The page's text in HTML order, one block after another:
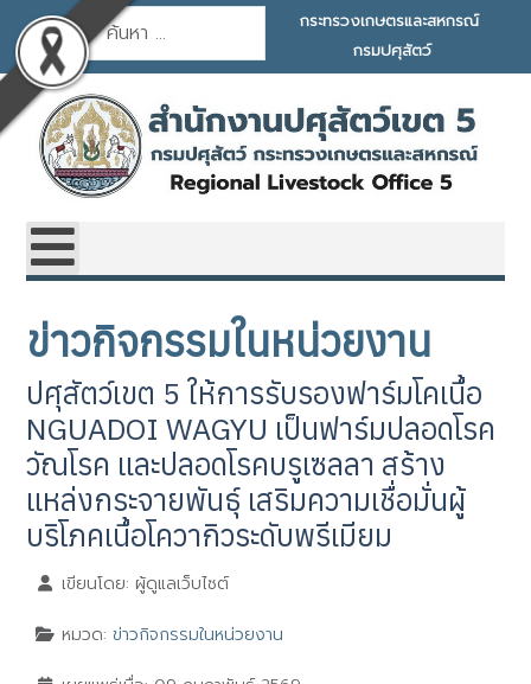
การค้นหา
กระทรวงเกษตรและสหกรณ์
กรมปศุสัตว์
ข่าวกิจกรรมในหน่วยงาน
ปศุสัตว์เขต 5 ให้การรับรองฟาร์มโคเนื้อ
NGUADOI WAGYU เป็นฟาร์มปลอดโรค
วัณโรค และปลอดโรคบรูเซลลา สร้าง
แหล่งกระจายพันธุ์ เสริมความเชื่อมั่นผู้
บริโภคเนื้อโควากิวระดับพรีเมียม
เขียนโดย: ผู้ดูแลเว็บไซต์
หมวด: ข่าวกิจกรรมในหน่วยงาน